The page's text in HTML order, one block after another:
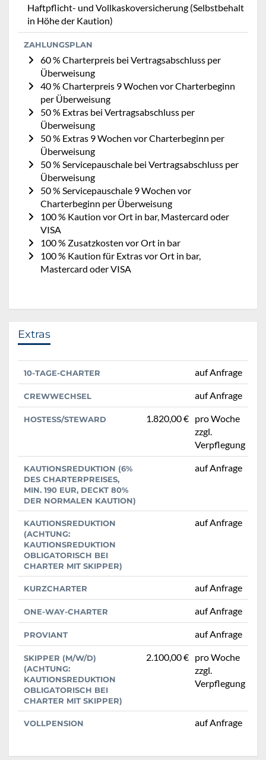
Haftpflicht- und Vollkaskoversicherung (Selbstbehalt
in Höhe der Kaution)
ZAHLUNGSPLAN
60 % Charterpreis bei Vertragsabschluss per
Überweisung
40 % Charterpreis 9 Wochen vor Charterbeginn
per Überweisung
50 % Extras bei Vertragsabschluss per
Überweisung
50 % Extras 9 Wochen vor Charterbeginn per
Überweisung
50 % Servicepauschale bei Vertragsabschluss per
Überweisung
50 % Servicepauschale 9 Wochen vor
Charterbeginn per Überweisung
100 % Kaution vor Ort in bar, Mastercard oder
VISA
100 % Zusatzkosten vor Ort in bar
100 % Kaution für Extras vor Ort in bar,
Mastercard oder VISA
Extras
10-TAGE-CHARTER auf Anfrage
CREWWECHSEL auf Anfrage
HOSTESS/STEWARD 1.820,00 € pro Woche
zzgl.
Verpflegung
KAUTIONSREDUKTION (6%
DES CHARTERPREISES,
MIN. 190 EUR, DECKT 80%
DER NORMALEN KAUTION)
auf Anfrage
KAUTIONSREDUKTION
(ACHTUNG:
KAUTIONSREDUKTION
OBLIGATORISCH BEI
CHARTER MIT SKIPPER)
auf Anfrage
KURZCHARTER auf Anfrage
ONE-WAY-CHARTER auf Anfrage
PROVIANT auf Anfrage
SKIPPER (M/W/D)
(ACHTUNG:
KAUTIONSREDUKTION
OBLIGATORISCH BEI
CHARTER MIT SKIPPER)
2.100,00 € pro Woche
zzgl.
Verpflegung
VOLLPENSION auf Anfrage